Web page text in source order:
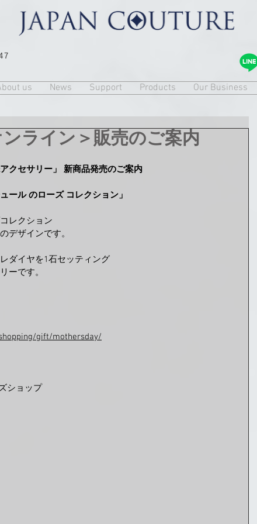
us News Support Products Our Business
ライン＞販売のご案内
クセサリー」 新商品発売のご案内
ール のローズ コレクション」
レクション
デザインです。
ダイヤを1石セッティング
ーです。
gift/mothersday/
ショップ